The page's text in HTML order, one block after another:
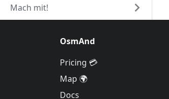
Mach mit!
OsmAnd
Pricing 💳
Map 🌍
Docs